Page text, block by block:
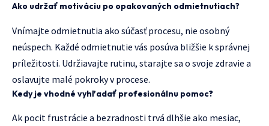
Ako udržať motiváciu po opakovaných odmietnutiach?
Vnímajte odmietnutia ako súčasť procesu, nie osobný
neúspech. Každé odmietnutie vás posúva bližšie k správnej
príležitosti. Udržiavajte rutinu, starajte sa o svoje zdravie a
oslavujte malé pokroky v procese.
Kedy je vhodné vyhľadať profesionálnu pomoc?
Ak pocit frustrácie a bezradnosti trvá dlhšie ako mesiac,